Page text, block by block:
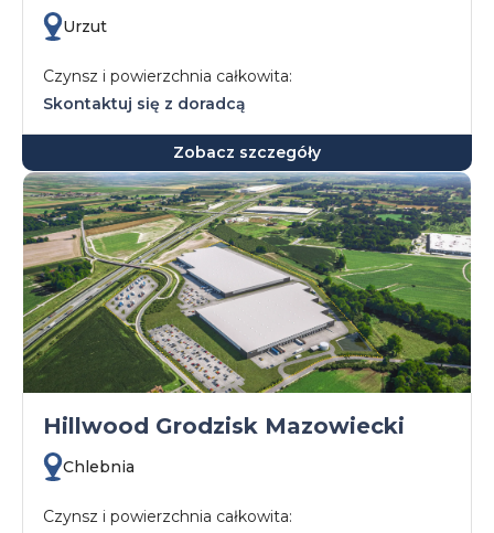
Urzut
Czynsz i powierzchnia całkowita:
Skontaktuj się z doradcą
Zobacz szczegóły
Hillwood Grodzisk Mazowiecki
Chlebnia
Czynsz i powierzchnia całkowita: